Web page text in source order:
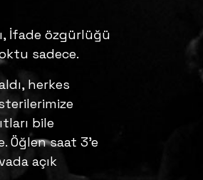
İfade özgürlüğü
sadece.
herkes
bile
Öğlen saat 3’e
açık